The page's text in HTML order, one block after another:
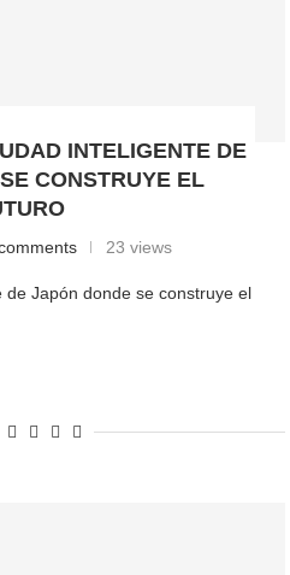
INTELIGENTE DE
CONSTRUYE EL
23 views
Japón donde se construye el